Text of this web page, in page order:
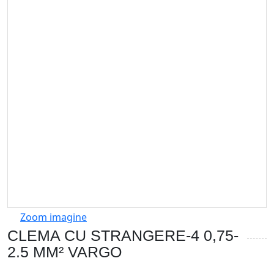
Zoom imagine
CLEMA CU STRANGERE-4 0,75-
2.5 MM² VARGO